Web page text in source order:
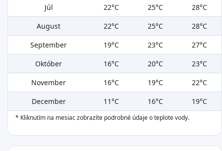
Júl
22°C 25°C
28°C
August
22°C 25°C
28°C
September
19°C 23°C
27°C
Október
16°C 20°C
23°C
November
16°C 19°C
22°C
December
11°C 16°C 19°C
* Kliknutím na mesiac zobrazíte podrobné údaje o teplote vody.